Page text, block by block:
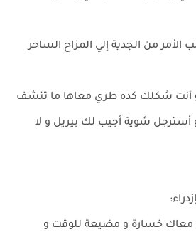
الأمر من الجدية إلي المزاح الساخر
أنت شكلك كده طري معاها ما تنشف
أسترجل شوية أجيب لك بيريل و لا
معاك خسارة و مضيعة للوقت و